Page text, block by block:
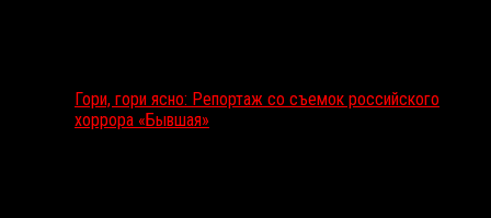
Гори, гори ясно: Репортаж со съемок российского
хоррора «Бывшая»